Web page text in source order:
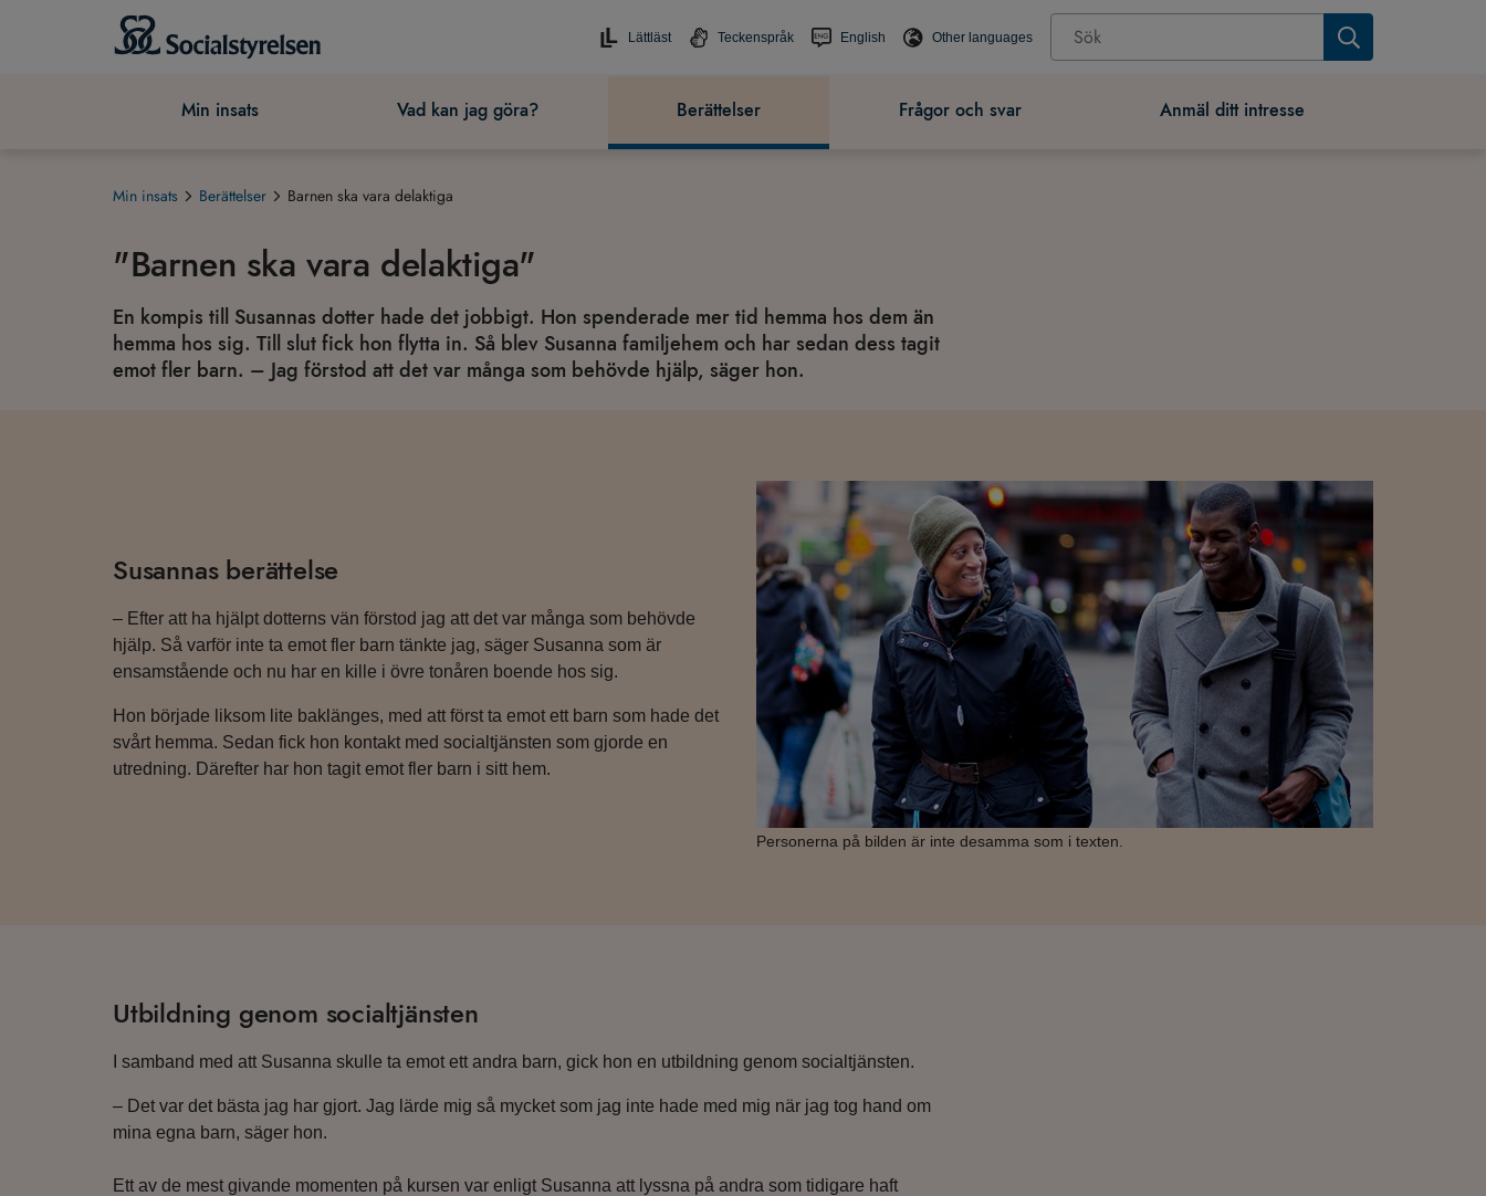
Lättläst Teckenspråk English Other languages
Min insats Vad kan jag göra? Berättelser Frågor och svar Anmäl ditt intresse
Min insats Berättelser Barnen ska vara delaktiga
"Barnen ska vara delaktiga"
En kompis till Susannas dotter hade det jobbigt. Hon spenderade mer tid hemma hos dem än
hemma hos sig. Till slut fick hon flytta in. Så blev Susanna familjehem och har sedan dess tagit
emot fler barn. – Jag förstod att det var många som behövde hjälp, säger hon.
Personerna på bilden är inte desamma som i texten.
Susannas berättelse
– Efter att ha hjälpt dotterns vän förstod jag att det var många som behövde
hjälp. Så varför inte ta emot fler barn tänkte jag, säger Susanna som är
ensamstående och nu har en kille i övre tonåren boende hos sig.
Hon började liksom lite baklänges, med att först ta emot ett barn som hade det
svårt hemma. Sedan fick hon kontakt med socialtjänsten som gjorde en
utredning. Därefter har hon tagit emot fler barn i sitt hem.
Utbildning genom socialtjänsten
I samband med att Susanna skulle ta emot ett andra barn, gick hon en utbildning genom socialtjänsten.
– Det var det bästa jag har gjort. Jag lärde mig så mycket som jag inte hade med mig när jag tog hand om
mina egna barn, säger hon.
Ett av de mest givande momenten på kursen var enligt Susanna att lyssna på andra som tidigare haft